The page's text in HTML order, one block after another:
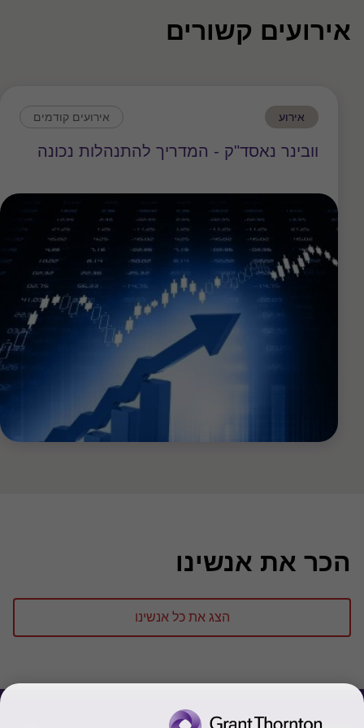
אירועים קשורים
אירוע אירועים קודמים
וובינר נאסד"ק - המדריך להתנהלות נכונה
הכר את אנשינו
הצג את כל אנשינו